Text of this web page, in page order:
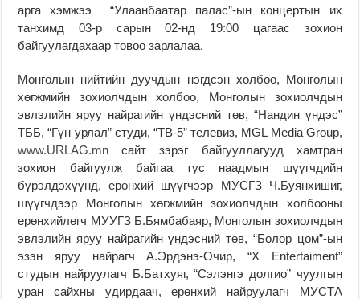
арга хэмжээ “Улаанбаатар палас”-ын концертын их
танхимд 03-р сарын 02-нд 19:00 цагаас зохион
байгуулагдахаар товоо зарлалаа.
Монголын нийтийн дуучдын нэгдсэн холбоо, Монголын
хөгжмийн зохиолчдын холбоо, Монголын зохиолчдын
эвлэлийн яруу найрагийн үндэсний төв, “Нандин үндэс”
ТББ, “Гүн урлал” студи, “ТВ-5” телевиз, MGL Media Group,
www.URLAG.mn сайт зэрэг байгууллагууд хамтран
зохион байгуулж байгаа тус наадмын шүүгчдийн
бүрэлдэхүүнд, ерөнхий шүүгчээр МУСГЗ Ч.Буянхишиг,
шүүгчдээр Монголын хөгжмийн зохиолчдын холбооны
ерөнхийлөгч МУУГЗ Б.Бямбабаяр, Монголын зохиолчдын
эвлэлийн яруу найрагийн үндэсний төв, “Болор цом”-ын
эзэн яруу найрагч А.Эрдэнэ-Очир, “Х Entertaiment”
студын найруулагч Б.Батхуяг, “Сэлэнгэ долгио” чуулгын
уран сайхны удирдаач, ерөнхий найруулагч МУСТА